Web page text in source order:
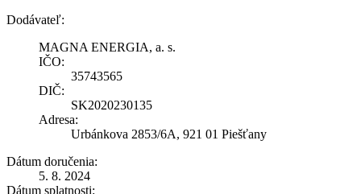
Dodávateľ:
MAGNA ENERGIA, a. s.
IČO:
35743565
DIČ:
SK2020230135
Adresa:
Urbánkova 2853/6A, 921 01 Piešťany
Dátum doručenia:
5. 8. 2024
Dátum splatnosti: